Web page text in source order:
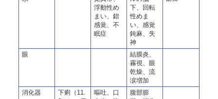
浮動性め
まい、錯
感覚、不
眠症
下、回転
性めま
い、感覚
鈍麻、失
神
眼
結膜炎、
霧視、眼
乾燥、流
涙増加
消化器
下痢（11.
嘔吐、口
腹部膨